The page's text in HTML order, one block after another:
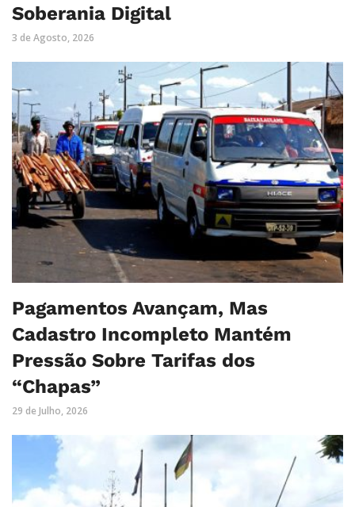
Soberania Digital
3 de Agosto, 2026
Pagamentos Avançam, Mas
Cadastro Incompleto Mantém
Pressão Sobre Tarifas dos
“Chapas”
29 de Julho, 2026